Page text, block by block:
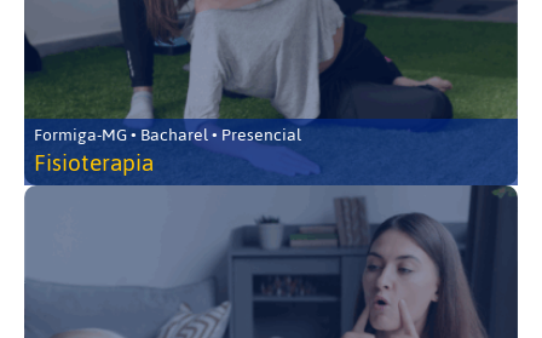
Formiga-MG • Bacharel • Presencial
Fisioterapia